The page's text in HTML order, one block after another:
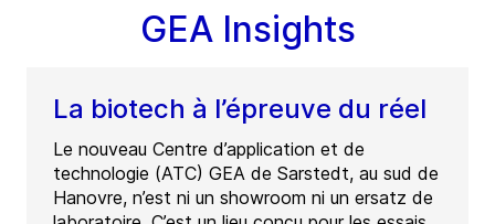
GEA Insights
La biotech à l’épreuve du réel
Le nouveau Centre d’application et de
technologie (ATC) GEA de Sarstedt, au sud de
Hanovre, n’est ni un showroom ni un ersatz de